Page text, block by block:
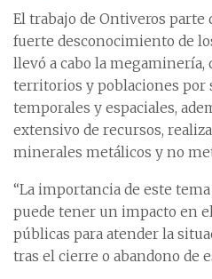
El trabajo de Ontiveros parte
fuerte desconocimiento de
llevó a cabo la
territorios y poblaciones por
temporales y espaciales,
extensivo de recursos,
minerales metálicos y no
“La importancia de este
puede tener un impacto en
públicas para atender la
tras el cierre o abandono de